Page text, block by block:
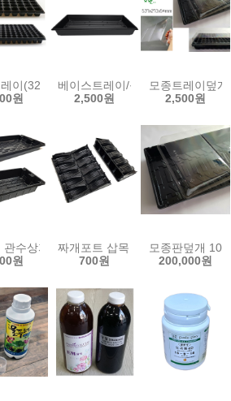
흰색 검정 모종판 육묘판 모종 트레이 하프돔
이(32구~128구)/모종판/0.8T/육묘판/모종
원
베이스트레이/육묘재배용/수경재
2,500원
모종트레이덮
2,500원
이+투명덮개 모종판덥개 물받이 육묘판
관수상자 wc-m 모종판 모종트레이 물받이
원
짜개포트 삽목 모종포트 관수상
700원
모종판덮개
200,000원